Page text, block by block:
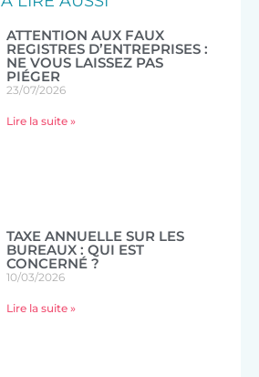
ATTENTION AUX FAUX
REGISTRES D’ENTREPRISES :
NE VOUS LAISSEZ PAS
PIÉGER
23/07/2026
Lire la suite »
TAXE ANNUELLE SUR LES
BUREAUX : QUI EST
CONCERNÉ ?
10/03/2026
Lire la suite »